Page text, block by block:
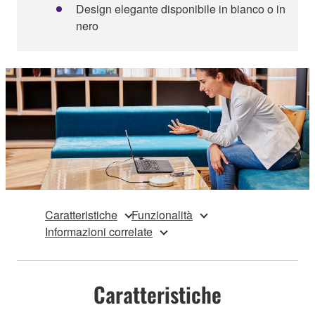
Design elegante disponibile in bianco o in
nero
Caratteristiche
Funzionalità
Informazioni correlate
Caratteristiche